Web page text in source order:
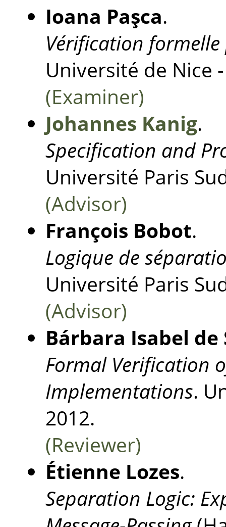
Ioana Paşca.
Vérification
Université de Nice
(Examiner)
Johannes Kanig.
Specification and
Université Paris
(Advisor)
François Bobot.
Logique de
Université Paris
(Advisor)
Bárbara Isabel de
Formal Verification
Implementations.
2012.
(Reviewer)
Étienne Lozes.
Separation Logic: